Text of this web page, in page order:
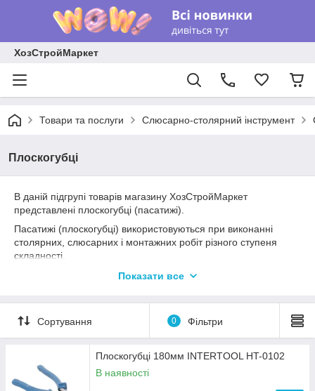
ХозСтройМаркет
Товари та послуги Слюсарно-столярний інструмент
Плоскогубці
В даній підгрупі товарів магазину ХозСтройМаркет
представлені плоскогубці (пасатижі).
Пасатижі (плоскогубці) використовуються при виконанні
столярних, слюсарних і монтажних робіт різного ступеня
складності.
Плоскогубці (пасатижі) - це багатофункціональний
згинання різних деталей, а також для перекушування дроту
та проводів невеликого діаметру.
Розмір інструменту.
Матеріал виготовлення основної частини
Показати все
Сортування 0 Фільтри
Плоскогубці 180мм INTERTOOL HT-0102
В наявності